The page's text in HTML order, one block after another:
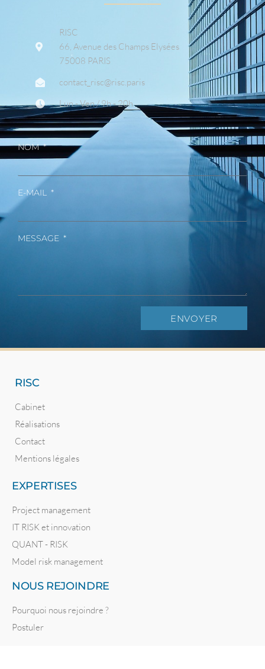
RISC
66, Avenue des Champs Elysées
75008 PARIS
contact_risc@risc.paris
Lun - Ven / 9h - 20h
NOM
E-MAIL
MESSAGE
ENVOYER
RISC
Cabinet
Réalisations
Contact
Mentions légales
EXPERTISES
Project management
IT RISK et innovation
QUANT - RISK
Model risk management
NOUS REJOINDRE
Pourquoi nous rejoindre ?
Postuler